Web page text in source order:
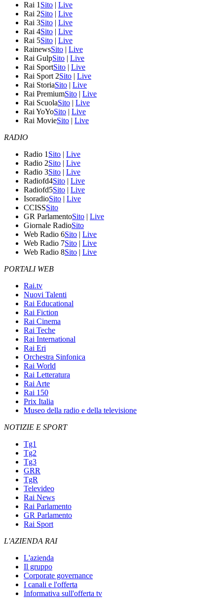
Rai 1 Sito | Live
Rai 2Sito | Live
Rai 3Sito | Live
Rai 4Sito | Live
Rai 5Sito | Live
RainewsSito | Live
Rai GulpSito | Live
Rai SportSito | Live
Rai Sport 2Sito | Live
Rai StoriaSito | Live
Rai PremiumSito | Live
Rai ScuolaSito | Live
Rai YoYoSito | Live
Rai MovieSito | Live
RADIO
Radio 1 Sito | Live
Radio 2Sito | Live
Radio 3Sito | Live
Radiofd4Sito | Live
Radiofd5Sito | Live
IsoradioSito | Live
CCISSSito
GR ParlamentoSito | Live
Giornale RadioSito
Web Radio 6Sito | Live
Web Radio 7Sito | Live
Web Radio 8Sito | Live
PORTALI WEB
Rai.tv
Nuovi Talenti
Rai Educational
Rai Fiction
Rai Cinema
Rai Teche
Rai International
Rai Eri
Orchestra Sinfonica
Rai World
Rai Letteratura
Rai Arte
Rai 150
Prix Italia
Museo della radio e della televisione
NOTIZIE E SPORT
Tg1
Tg2
Tg3
GRR
TgR
Televideo
Rai News
Rai Parlamento
GR Parlamento
Rai Sport
L'AZIENDA RAI
L'azienda
Il gruppo
Corporate governance
I canali e l'offerta
Informativa sull'offerta tv